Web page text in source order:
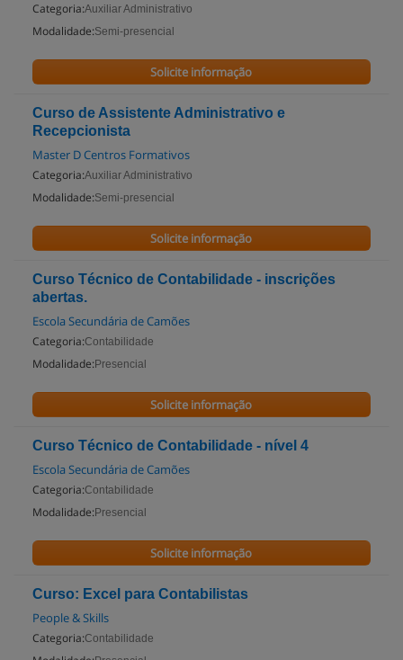
Categoria:Auxiliar Administrativo
Modalidade:Semi-presencial
Solicite informação
Curso de Assistente Administrativo e
Recepcionista
Master D Centros Formativos
Categoria:Auxiliar Administrativo
Modalidade:Semi-presencial
Solicite informação
Curso Técnico de Contabilidade - inscrições
abertas.
Escola Secundária de Camões
Categoria:Contabilidade
Modalidade: Presencial
Solicite informação
Curso Técnico de Contabilidade - nível 4
Escola Secundária de Camões
Categoria:Contabilidade
Modalidade: Presencial
Solicite informação
Curso: Excel para Contabilistas
People & Skills
Categoria:Contabilidade